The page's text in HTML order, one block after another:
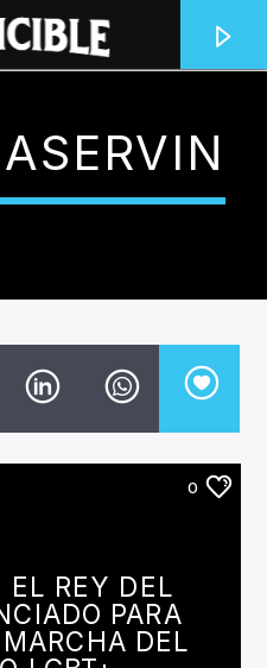
RADIO
INVENCIBLES
0
EL REY DEL
PARA
DEL